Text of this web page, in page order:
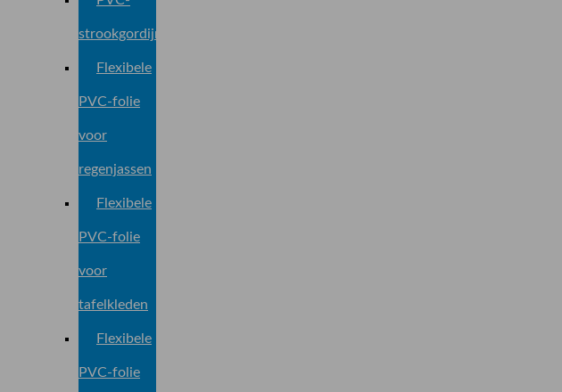
strookgordijnen
Flexibele
PVC-folie
voor
regenjassen
Flexibele
PVC-folie
voor
tafelkleden
Flexibele
PVC-folie